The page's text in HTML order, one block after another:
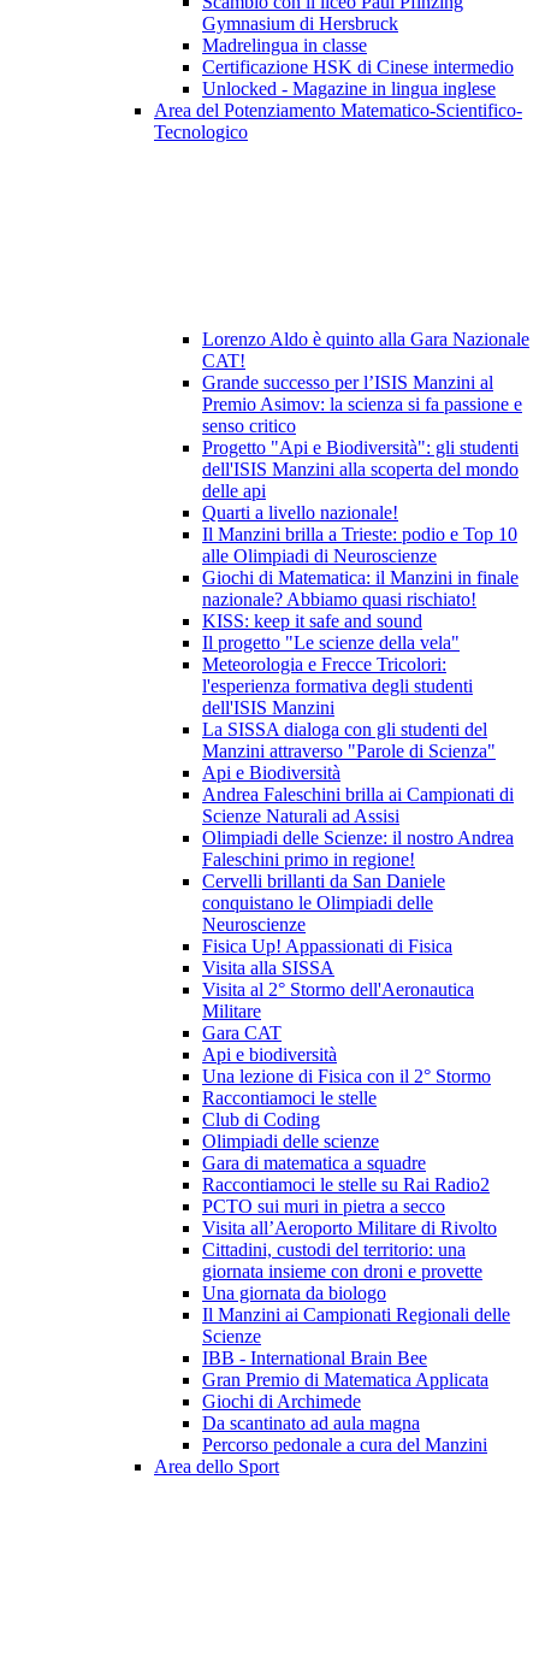
Gymnasium di Hersbruck
Madrelingua in classe
Certificazione HSK di Cinese intermedio
Unlocked - Magazine in lingua inglese
Area del Potenziamento Matematico-Scientifico-
Tecnologico
Lorenzo Aldo è quinto alla Gara Nazionale
CAT!
Grande successo per l’ISIS Manzini al
Premio Asimov: la scienza si fa passione e
senso critico
Progetto "Api e Biodiversità": gli studenti
dell'ISIS Manzini alla scoperta del mondo
delle api
Quarti a livello nazionale!
Il Manzini brilla a Trieste: podio e Top 10
alle Olimpiadi di Neuroscienze
Giochi di Matematica: il Manzini in finale
nazionale? Abbiamo quasi rischiato!
KISS: keep it safe and sound
Il progetto "Le scienze della vela"
Meteorologia e Frecce Tricolori:
l'esperienza formativa degli studenti
dell'ISIS Manzini
La SISSA dialoga con gli studenti del
Manzini attraverso "Parole di Scienza"
Api e Biodiversità
Andrea Faleschini brilla ai Campionati di
Scienze Naturali ad Assisi
Olimpiadi delle Scienze: il nostro Andrea
Faleschini primo in regione!
Cervelli brillanti da San Daniele
conquistano le Olimpiadi delle
Neuroscienze
Fisica Up! Appassionati di Fisica
Visita alla SISSA
Visita al 2° Stormo dell'Aeronautica
Militare
Gara CAT
Api e biodiversità
Una lezione di Fisica con il 2° Stormo
Raccontiamoci le stelle
Club di Coding
Olimpiadi delle scienze
Gara di matematica a squadre
Raccontiamoci le stelle su Rai Radio2
PCTO sui muri in pietra a secco
Visita all’Aeroporto Militare di Rivolto
Cittadini, custodi del territorio: una
giornata insieme con droni e provette
Una giornata da biologo
Il Manzini ai Campionati Regionali delle
Scienze
IBB - International Brain Bee
Gran Premio di Matematica Applicata
Giochi di Archimede
Da scantinato ad aula magna
Percorso pedonale a cura del Manzini
Area dello Sport